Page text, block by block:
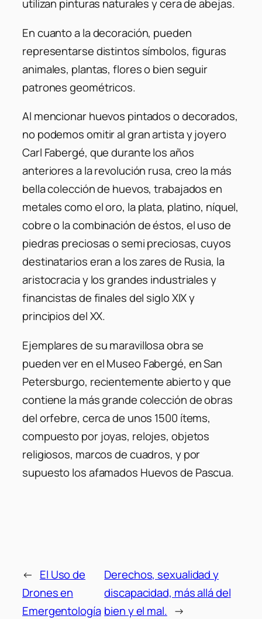
utilizan pinturas naturales y cera de abejas.
En cuanto a la decoración, pueden
representarse distintos símbolos, figuras
animales, plantas, flores o bien seguir
patrones geométricos.
Al mencionar huevos pintados o decorados,
no podemos omitir al gran artista y joyero
Carl Fabergé, que durante los años
anteriores a la revolución rusa, creo la más
bella colección de huevos, trabajados en
metales como el oro, la plata, platino, níquel,
cobre o la combinación de éstos, el uso de
piedras preciosas o semi preciosas, cuyos
destinatarios eran a los zares de Rusia, la
aristocracia y los grandes industriales y
financistas de finales del siglo XIX y
principios del XX.
Ejemplares de su maravillosa obra se
pueden ver en el Museo Fabergé, en San
Petersburgo, recientemente abierto y que
contiene la más grande colección de obras
del orfebre, cerca de unos 1500 ítems,
compuesto por joyas, relojes, objetos
religiosos, marcos de cuadros, y por
supuesto los afamados Huevos de Pascua.
← El Uso de
Drones en
Emergentología
Derechos, sexualidad y
discapacidad, más allá del
bien y el mal. →